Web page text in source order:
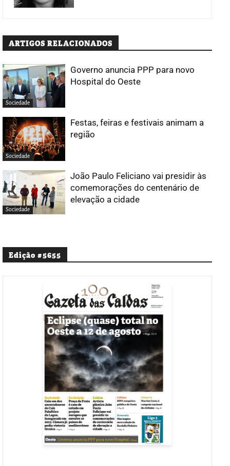
ARTIGOS RELACIONADOS
Sociedade
Governo anuncia PPP para novo
Hospital do Oeste
Sociedade
Festas, feiras e festivais animam a
região
Sociedade
João Paulo Feliciano vai presidir às
comemorações do centenário de
elevação a cidade
Edição #5655